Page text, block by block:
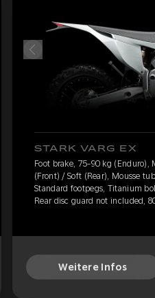
STARK VARG EX
Foot brake, 75-90 kg (Enduro),
(Front) / Soft (Rear), Mousse
Standard footpegs, Titanium
Rear disc guard not included,
Weitere Infos